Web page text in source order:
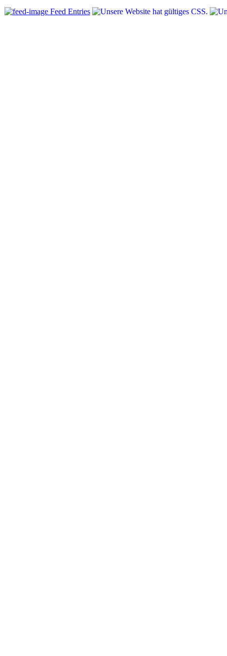
Feed Entries